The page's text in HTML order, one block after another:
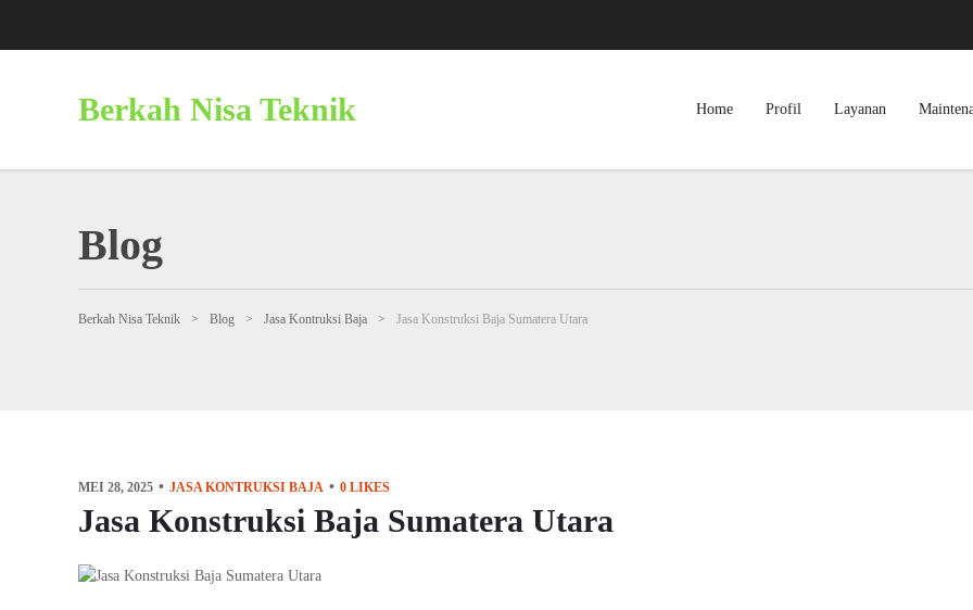
Berkah Nisa Teknik Home Profil Layanan
Blog
Berkah Nisa Teknik > Blog > Jasa Kontruksi Baja > Jasa Konstruksi Baja Sumatera Utara
MEI 28, 2025 JASA KONTRUKSI BAJA 0 LIKES
Jasa Konstruksi Baja Sumatera Utara